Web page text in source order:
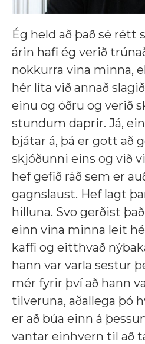
Ég held að það sé rétt
árin hafi ég verið
nokkurra vina minna,
hér líta við annað
einu og öðru og verið
stundum daprir. Já,
bjátar á, þá er gott að
skjóðunni eins og við
hef gefið ráð sem er
gagnslaust. Hef lagt
hilluna. Svo gerðist
einn vina minna leit
kaffi og eitthvað
hann var varla sestur
mér fyrir því að hann
tilveruna, aðallega þó
er að búa einn á
vantar einhvern til að